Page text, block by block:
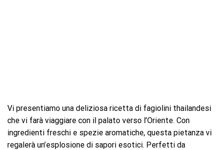
Vi presentiamo una deliziosa ricetta di fagiolini thailandesi
che vi farà viaggiare con il palato verso l’Oriente. Con
ingredienti freschi e spezie aromatiche, questa pietanza vi
regalerà un’esplosione di sapori esotici. Perfetti da